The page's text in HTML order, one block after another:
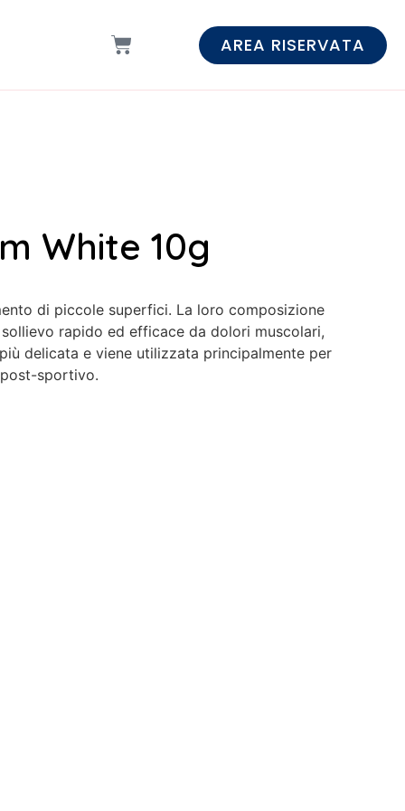
AREA RISERVATA
White 10g
di piccole superfici. La loro composizione
rapido ed efficace da dolori muscolari,
delicata e viene utilizzata principalmente per
sportivo.